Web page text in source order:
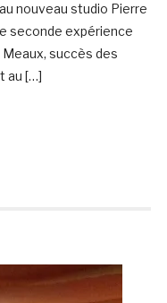
nouveau studio Pierre
seconde expérience
Meaux, succès des
au […]